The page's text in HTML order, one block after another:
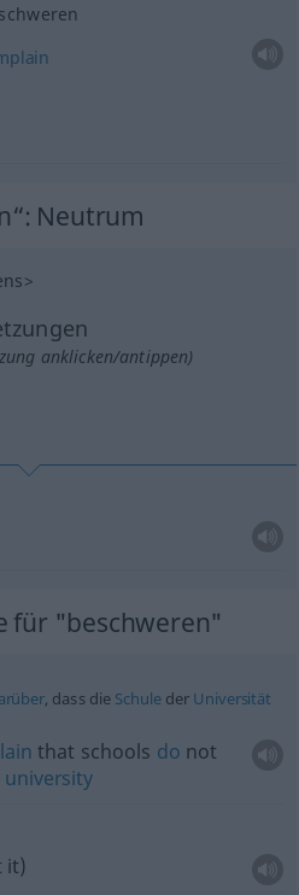
: Neutrum
>
anklicken/antippen)
für "beschweren"
, dass die Schuleder Universität
that schools do not
university
it)